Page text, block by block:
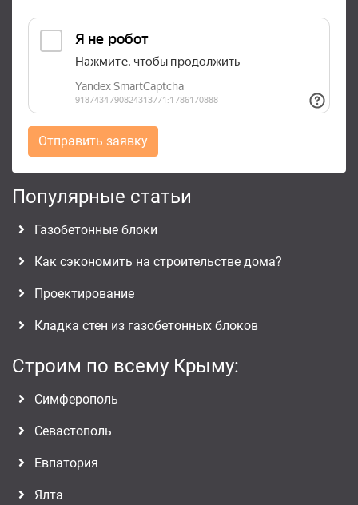
Отправить заявку
Популярные статьи
Газобетонные блоки
Как сэкономить на строительстве дома?
Проектирование
Кладка стен из газобетонных блоков
Строим по всему Крыму:
Симферополь
Севастополь
Евпатория
Ялта